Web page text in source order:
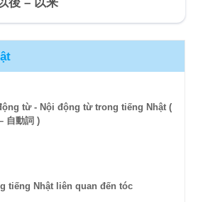
từ - Nội động từ trong tiếng Nhật (
自動詞 )
tiếng Nhật liên quan đến tóc